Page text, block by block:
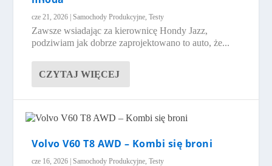
cze 21, 2026 |Samochody Produkcyjne,Testy
Zawsze wsiadając za kierownicę Hondy Jazz,
podziwiam jak dobrze zaprojektowano to auto, że...
CZYTAJ WIĘCEJ
Volvo V60 T8 AWD – Kombi się broni
cze 16, 2026 |Samochody Produkcyjne,Testy